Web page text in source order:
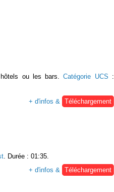
hôtels ou les bars.Catégorie UCS :
+ d'infos &
Téléchargement
. Durée : 01:35.
+ d'infos &
Téléchargement